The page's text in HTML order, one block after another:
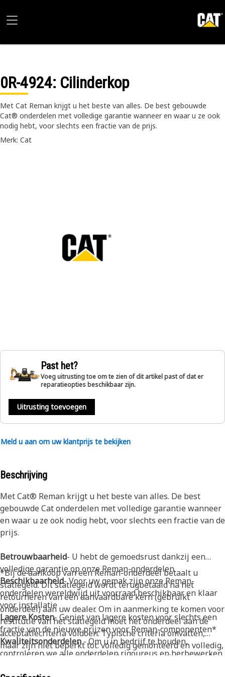
0R-4924: Cilinderkop
Met Cat Reman krijgt u het beste van alles. De best gebouwde
Cat® onderdelen met volledige garantie wanneer en waar u ze ook
nodig hebt, voor slechts een fractie van de prijs.
Merk: Cat
Past het?
Voeg uitrusting toe om te zien of dit artikel past of dat er
reparatieopties beschikbaar zijn.
Uitrusting toevoegen
Meld u aan om uw klantprijs te bekijken
Beschrijving
Met Cat® Reman krijgt u het beste van alles. De best
gebouwde Cat onderdelen met volledige garantie wanneer
en waar u ze ook nodig hebt, voor slechts een fractie van de
prijs.
Betrouwbaarheid- U hebt de gemoedsrust dankzij een
volledige garantie op onze Reman-onderdelen
Beschikbaarheid- Voor uw gemak zijn onze Reman-
onderdelen wereldwijd uit voorraad beschikbaar en klaar
voor installatie
Lagere Kosten- Geniet van lagere kosten voor slechts een
fractie van de nieuwe prijzen voor Reman-componenten*
Kwaliteitsonderdelen- Om u in bedrijf te houden,
controleren we alle onderdelen rigoureus en herbewerken
*Bij de aankoop van een Reman-onderdeel betaalt u
statiegeld. Dit statiegeld wordt terugbetaald na het
retourneren van een aanvaardbare kern (gebruikt
onderdeel) aan uw dealer. Om in aanmerking te komen voor
restitutie van het statiegeld moet het onderdeel aan de
acceptatiecriteria voldoen. Typische criteria omvatten,
maar zijn niet beperkt tot: volledig gemonteerd en volledig,
niet gebarsten of gebroken, vrij van overmatige roest of